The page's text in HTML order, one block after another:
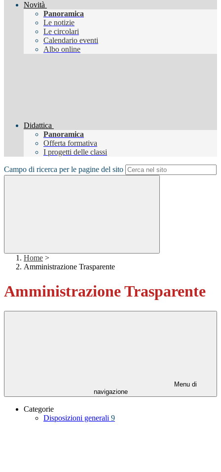
Novità
Panoramica
Le notizie
Le circolari
Calendario eventi
Albo online
Didattica
Panoramica
Offerta formativa
I progetti delle classi
Campo di ricerca per le pagine del sito
Home >
Amministrazione Trasparente
Amministrazione Trasparente
Menu di
navigazione
Categorie
Disposizioni generali 9